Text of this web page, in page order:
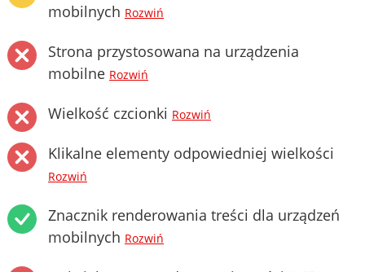
mobilnych Rozwiń
Strona przystosowana na urządzenia
mobilne Rozwiń
Wielkość czcionki Rozwiń
Klikalne elementy odpowiedniej wielkości
Rozwiń
Znacznik renderowania treści dla urządzeń
mobilnych Rozwiń